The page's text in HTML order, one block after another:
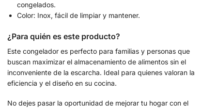
congelados.
Color: Inox, fácil de limpiar y mantener.
¿Para quién es este producto?
Este congelador es perfecto para familias y personas que
buscan maximizar el almacenamiento de alimentos sin el
inconveniente de la escarcha. Ideal para quienes valoran la
eficiencia y el diseño en su cocina.
No dejes pasar la oportunidad de mejorar tu hogar con el